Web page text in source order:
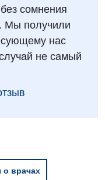
сомнения
Мы получили
нас
не самый
врачах